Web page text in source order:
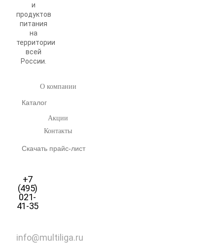
и
продуктов
питания
на
территории
всей
России.
О компании
Каталог
Акции
Контакты
Скачать прайс-лист
+7
(495)
021-
41-35
info@multiliga.ru